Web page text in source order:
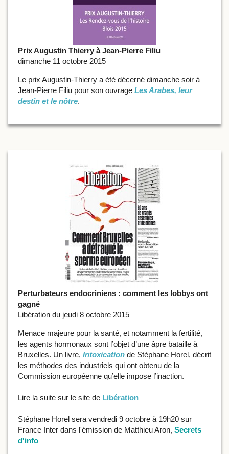
Prix Augustin Thierry à Jean-Pierre Filiu
dimanche 11 octobre 2015
Le prix Augustin-Thierry a été décerné dimanche soir à
Jean-Pierre Filiu pour son ouvrage Les Arabes, leur
destin et le nôtre.
Perturbateurs endocriniens : comment les lobbys ont
gagné
Libération du jeudi 8 octobre 2015
Menace majeure pour la santé, et notamment la fertilité,
les agents hormonaux sont l’objet d’une âpre bataille à
Bruxelles. Un livre, Intoxication de Stéphane Horel, décrit
les méthodes des industriels qui ont obtenu de la
Commission européenne qu’elle impose l’inaction.
Lire la suite sur le site de Libération
Stéphane Horel sera vendredi 9 octobre à 19h20 sur
France Inter dans l'émission de Matthieu Aron, Secrets
d'info